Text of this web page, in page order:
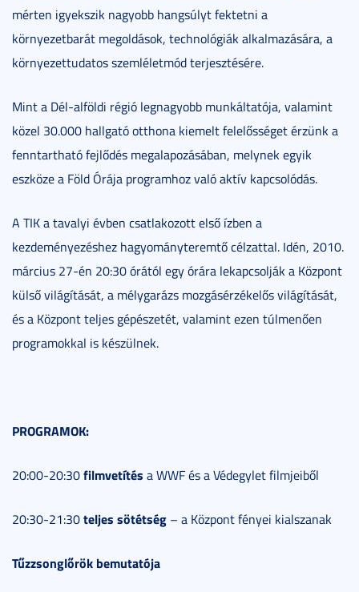
mérten igyekszik nagyobb hangsúlyt fektetni a
környezetbarát megoldások, technológiák alkalmazására, a
környezettudatos szemléletmód terjesztésére.
Mint a Dél-alföldi régió legnagyobb munkáltatója, valamint
közel 30.000 hallgató otthona kiemelt felelősséget érzünk a
fenntartható fejlődés megalapozásában, melynek egyik
eszköze a Föld Órája programhoz való aktív kapcsolódás.
A TIK a tavalyi évben csatlakozott első ízben a
kezdeményezéshez hagyományteremtő célzattal. Idén, 2010.
március 27-én 20:30 órától egy órára lekapcsolják a Központ
külső világítását, a mélygarázs mozgásérzékelős világítását,
és a Központ teljes gépészetét, valamint ezen túlmenően
programokkal is készülnek.
PROGRAMOK:
20:00-20:30filmvetítés a WWF és a Védegylet filmjeiből
20:30-21:30teljes sötétség – a Központ fényei kialszanak
Tűzzsonglőrök bemutatója